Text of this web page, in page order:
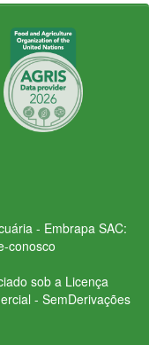
- Embrapa SAC:
conosco
sob a Licença
- SemDerivações